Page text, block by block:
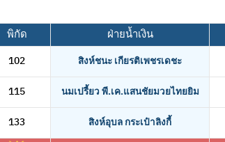
พิกัด ฝ่ายน้ำเงิน
102
สิงห์ชนะ เกียรติเพชรเดชะ
115
นมเปรี้ยว พี.เค.แสนชัยมวยไทยยิม
133
สิงห์อุบล กระเป๋าลิงกี้